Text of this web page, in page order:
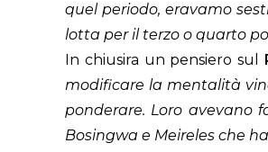
quel periodo, eravamo
lotta per il terzo o quarto
In chiusira un pensiero sul
modificare la mentalità
ponderare. Loro avevano
Bosingwa e Meireles che